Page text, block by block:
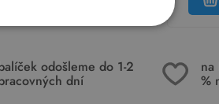
odošleme do 1-2
dní
na
%